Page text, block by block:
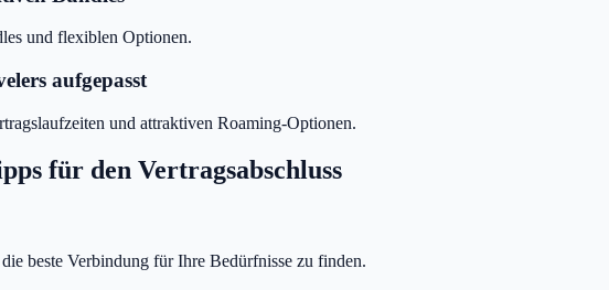
und flexiblen Optionen.
aufgepasst
und attraktiven Roaming-Optionen.
für den Vertragsabschluss
beste Verbindung für Ihre Bedürfnisse zu finden.